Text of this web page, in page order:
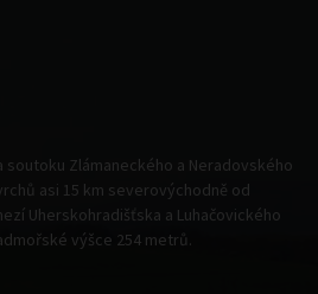
soutoku Zlámaneckého a Neradovského
asi 15 km severovýchodně od
Uherskohradišťska a Luhačovického
výšce 254 metrů.